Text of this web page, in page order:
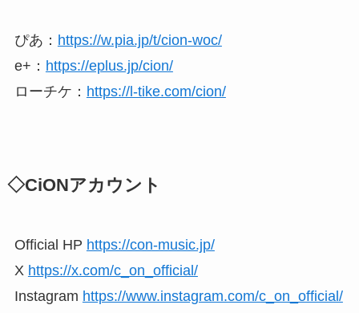
ぴあ： https://w.pia.jp/t/cion-woc/
e+： https://eplus.jp/cion/
ローチケ： https://l-tike.com/cion/
◇CiONアカウント
Official HP https://con-music.jp/
X https://x.com/c_on_official/
Instagram https://www.instagram.com/c_on_official/